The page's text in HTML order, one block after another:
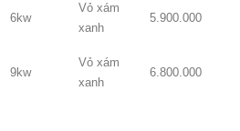
6kw
Vỏ xám
xanh
5.900.000
9kw
Vỏ xám
xanh
6.800.000